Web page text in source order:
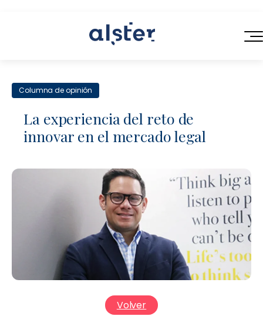
Servicios Legales de Próxima Generación
Contratación Eficiente
Talento Legal Flexible
QUIÉNES SOMOS
CONTACTO
Columna de opinión
La experiencia del reto de
innovar en el mercado legal
Volver